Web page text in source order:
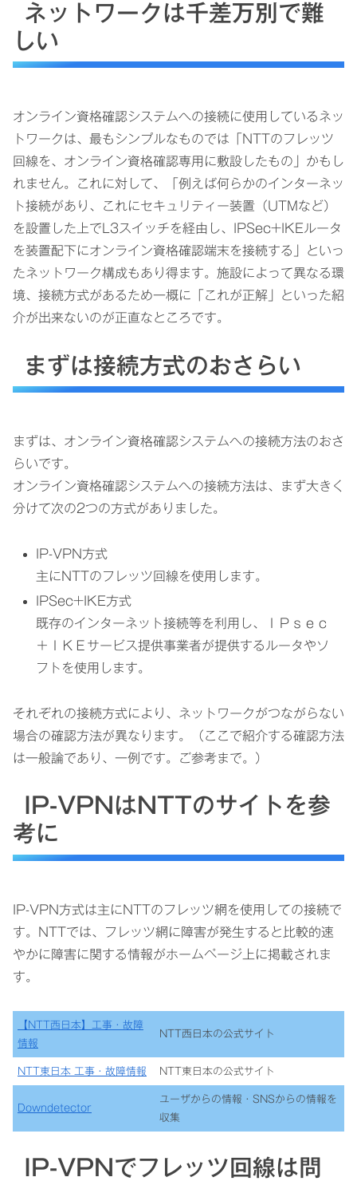
ネットワークは千差万別で難
しい
オンライン資格確認システムへの接続に使用しているネッ
トワークは、最もシンプルなものでは「NTTのフレッツ
回線を、オンライン資格確認専用に敷設したもの」かもし
れません。これに対して、「例えば何らかのインターネッ
ト接続があり、これにセキュリティー装置（UTMなど）
を設置した上でL3スイッチを経由し、IPSec+IKEルータ
を装置配下にオンライン資格確認端末を接続する」といっ
たネットワーク構成もあり得ます。施設によって異なる環
境、接続方式があるため一概に「これが正解」といった紹
介が出来ないのが正直なところです。
まずは接続方式のおさらい
まずは、オンライン資格確認システムへの接続方法のおさ
らいです。
オンライン資格確認システムへの接続方法は、まず大きく
分けて次の2つの方式がありました。
IP-VPN方式
主にNTTのフレッツ回線を使用します。
IPSec+IKE方式
既存のインターネット接続等を利用し、ＩＰｓｅｃ
＋ＩＫＥサービス提供事業者が提供するルータやソ
フトを使用します。
それぞれの接続方式により、ネットワークがつながらない
場合の確認方法が異なります。（ここで紹介する確認方法
は一般論であり、一例です。ご参考まで。）
IP-VPNはNTTのサイトを参
考に
IP-VPN方式は主にNTTのフレッツ網を使用しての接続で
す。NTTでは、フレッツ網に障害が発生すると比較的速
やかに障害に関する情報がホームページ上に掲載されま
す。
【NTT西日本】工事・故障
情報
NTT西日本の公式サイト
NTT東日本 工事・故障情報 NTT東日本の公式サイト
Downdetector
ユーザからの情報・SNSからの情報を
収集
IP-VPNでフレッツ回線は問